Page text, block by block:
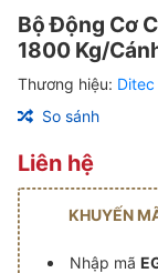
Bộ Động Cơ
1800 Kg/
Thương hiệu: Ditec
So sánh
Liên hệ
KHUYẾN
Nhập mã